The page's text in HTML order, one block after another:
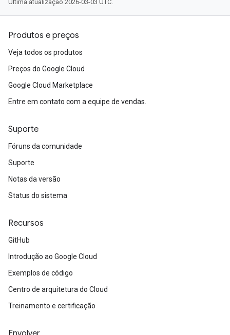
Última atualização 2026-03-03 UTC.
Produtos e preços
Veja todos os produtos
Preços do Google Cloud
Google Cloud Marketplace
Entre em contato com a equipe de vendas.
Suporte
Fóruns da comunidade
Suporte
Notas da versão
Status do sistema
Recursos
GitHub
Introdução ao Google Cloud
Exemplos de código
Centro de arquitetura do Cloud
Treinamento e certificação